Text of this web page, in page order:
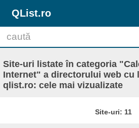
QList.ro
Site-uri listate în categoria
Internet" a directorului web cu
qlist.ro: cele mai vizualizate
Site-uri: 11